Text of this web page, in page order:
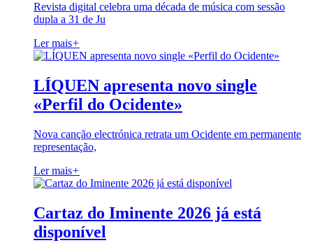
Revista digital celebra uma década de música com sessão
dupla a 31 de Ju
Ler mais+
LÍQUEN apresenta novo single
«Perfil do Ocidente»
Nova canção electrónica retrata um Ocidente em permanente
representação,
Ler mais+
Cartaz do Iminente 2026 já está
disponível